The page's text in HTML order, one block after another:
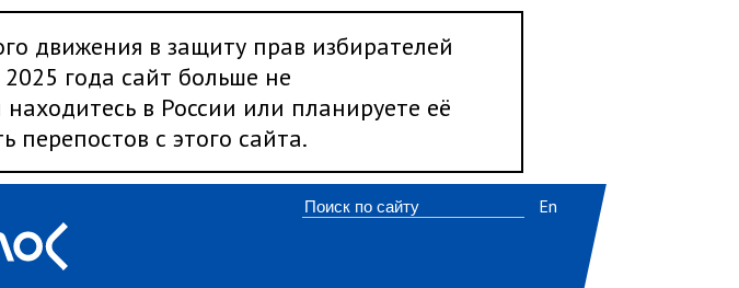
движения в защиту прав избирателей
года сайт больше не
в России или планируете её
с этого сайта.
En